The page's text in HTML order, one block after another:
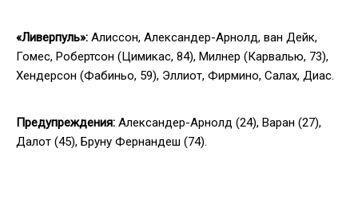
«Ливерпуль»: Алиссон, Александер-Арнолд, ван Дейк,
Гомес, Робертсон (Цимикас, 84), Милнер (Карвалью, 73),
Хендерсон (Фабиньо, 59), Эллиот, Фирмино, Салах, Диас.
Предупреждения: Александер-Арнолд (24), Варан (27),
Далот (45), Бруну Фернандеш (74).